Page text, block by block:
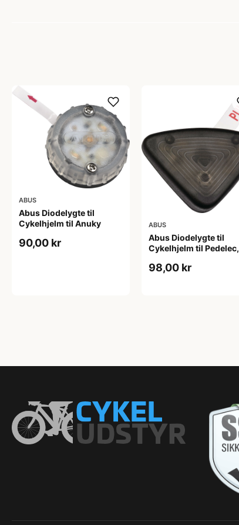
ABUS
Abus Diodelygte til
Cykelhjelm til Anuky
90,00 kr
ABUS
Abus Diodelygte til
Cykelhjelm til Pedelec,
98,00 kr